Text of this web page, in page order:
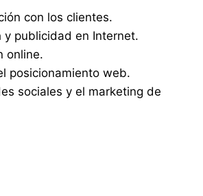
con los clientes.
y publicidad en Internet.
online.
posicionamiento web.
sociales y el marketing de